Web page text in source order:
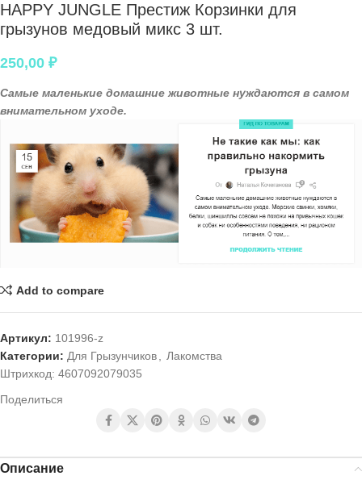
HAPPY JUNGLE Престиж Корзинки для
грызунов медовый микс 3 шт.
250,00 ₽
Самые маленькие домашние животные нуждаются в самом
внимательном уходе.
Add to compare
Артикул: 101996-z
Категории: Для Грызунчиков, Лакомства
Штрихкод: 4607092079035
Поделиться
Описание